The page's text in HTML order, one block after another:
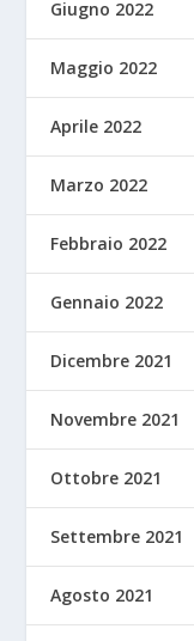
Giugno 2022
Maggio 2022
Aprile 2022
Marzo 2022
Febbraio 2022
Gennaio 2022
Dicembre 2021
Novembre 2021
Ottobre 2021
Settembre 2021
Agosto 2021